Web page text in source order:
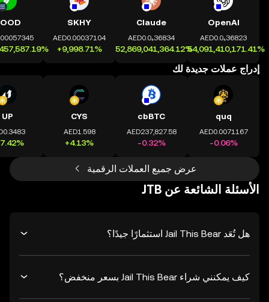
OpenAI
‏‎+54,091,410,171.41‎%‎‏
Claude
‏‎+52,869,041,364.12‎%‎‏
SKHY
‏‎+9,998.71‎%‎‏
‏‎+46,909,457,587.19‎%‎‏
إدراج عملات جديدة لك
quq
‏‎‏‎0.0071167‏‏AED‏
‏‎‎-0.06‎%‎‏
cbBTC
‏‎‏‎237,827.58‏‏AED‏
‏‎‎-0.32‎%‎‏
CYS
‏‎‏‎1.598‏‏AED‏
UP
عرض جميع العملات الرقمية
الأسئلة الشائعة عن ‏JTB
هل تُعَد Jail This Bear استثمارًا جيدًا؟
كيف يمكنني شراء Jail This Bear بسعر منخفض؟